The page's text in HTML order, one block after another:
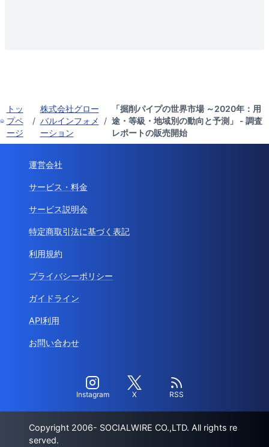
トッ
プペ
ージ
/
株式会社グロー
バルインフォメ
ーション
/
「掘削パイプの世界市場 ～2020年：用
途・等級・地域別の動向と予測」 - 調査
レポートの販売開始
運営会社
サービス・料金
サービス説明会
特定商取引法に基づく表記
利用規約
プライバシーポリシー
ガイドライン
API利用
お問い合わせ
Instagram X RSS
Copyright 2006- SOCIALWIRE CO.,LTD. All rights re
served.